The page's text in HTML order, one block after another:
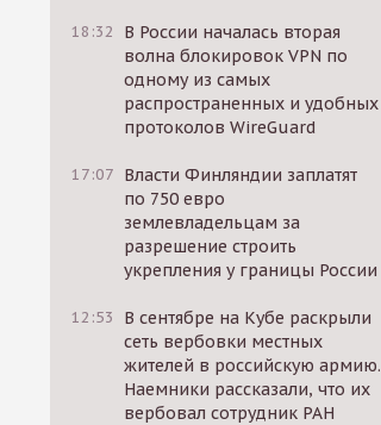
18:32
В России началась вторая
волна блокировок VPN по
одному из самых
распространенных и удобных
протоколов WireGuard
17:07 Власти Финляндии заплатят
по 750 евро
землевладельцам за
разрешение строить
укрепления у границы России
12:53
В сентябре на Кубе раскрыли
сеть вербовки местных
жителей в российскую армию.
Наемники рассказали, что их
вербовал сотрудник РАН